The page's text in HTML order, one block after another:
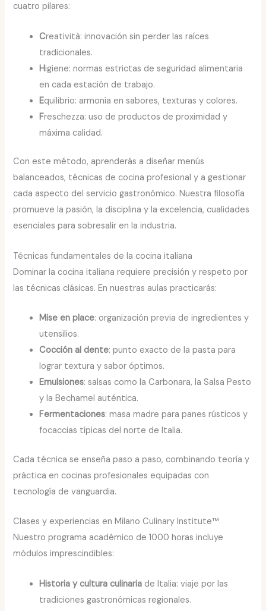
cuatro pilares:
Creatività: innovación sin perder las raíces
tradicionales.
Higiene: normas estrictas de seguridad alimentaria
en cada estación de trabajo.
Equilibrio: armonía en sabores, texturas y colores.
Freschezza: uso de productos de proximidad y
máxima calidad.
Con este método, aprenderás a diseñar menús
balanceados, técnicas de cocina profesional y a gestionar
cada aspecto del servicio gastronómico. Nuestra filosofía
promueve la pasión, la disciplina y la excelencia, cualidades
esenciales para sobresalir en la industria.
Técnicas fundamentales de la cocina italiana
Dominar la cocina italiana requiere precisión y respeto por
las técnicas clásicas. En nuestras aulas practicarás:
Mise en place: organización previa de ingredientes y
utensilios.
Cocción al dente: punto exacto de la pasta para
lograr textura y sabor óptimos.
Emulsiones: salsas como la Carbonara, la Salsa Pesto
y la Bechamel auténtica.
Fermentaciones: masa madre para panes rústicos y
focaccias típicas del norte de Italia.
Cada técnica se enseña paso a paso, combinando teoría y
práctica en cocinas profesionales equipadas con
tecnología de vanguardia.
Clases y experiencias en Milano Culinary Institute™
Nuestro programa académico de 1000 horas incluye
módulos imprescindibles:
Historia y cultura culinaria de Italia: viaje por las
tradiciones gastronómicas regionales.